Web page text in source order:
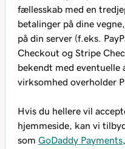
fællesskab med en
betalinger på dine
på din server (f.eks.
Checkout og Stripe
bekendt med eventuelle
virksomhed overholder
Hvis du hellere vil
hjemmeside, kan vi
som GoDaddy Payments